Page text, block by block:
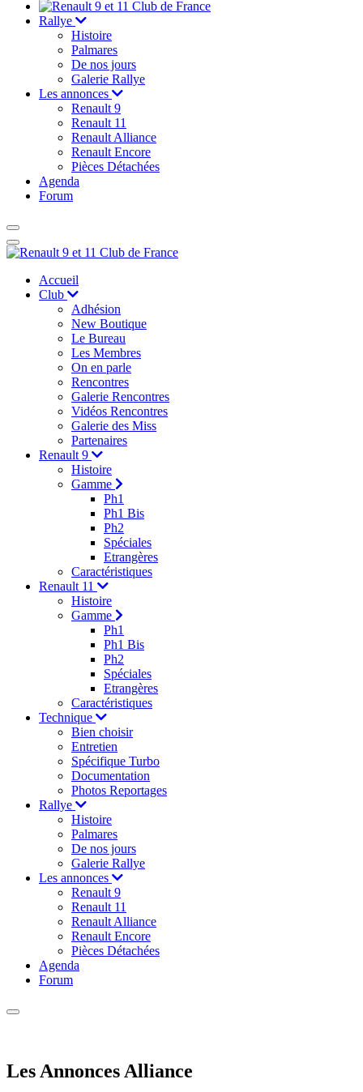
Rallye
Histoire
Palmares
De nos jours
Galerie Rallye
Les annonces
Renault 9
Renault 11
Renault Alliance
Renault Encore
Pièces Détachées
Agenda
Forum
Accueil
Club
Adhésion
New Boutique
Le Bureau
Les Membres
On en parle
Rencontres
Galerie Rencontres
Vidéos Rencontres
Galerie des Miss
Partenaires
Renault 9
Histoire
Gamme
Ph1
Ph1 Bis
Ph2
Spéciales
Etrangères
Caractéristiques
Renault 11
Histoire
Gamme
Ph1
Ph1 Bis
Ph2
Spéciales
Etrangères
Caractéristiques
Technique
Bien choisir
Entretien
Spécifique Turbo
Documentation
Photos Reportages
Rallye
Histoire
Palmares
De nos jours
Galerie Rallye
Les annonces
Renault 9
Renault 11
Renault Alliance
Renault Encore
Pièces Détachées
Agenda
Forum
Les Annonces Alliance